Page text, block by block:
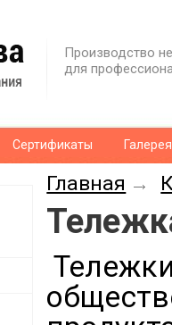
Производство
для
Сертификаты Галерея
Главная